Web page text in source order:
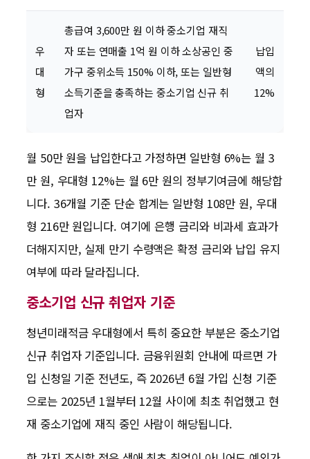
우
대
형
총급여 3,600만 원 이하 중소기업 재직
자 또는 연매출 1억 원 이하 소상공인 중
가구 중위소득 150% 이하, 또는 일반형
소득기준을 충족하는 중소기업 신규 취
업자
납입
액의
12%
월 50만 원을 납입한다고 가정하면 일반형 6%는 월 3
만 원, 우대형 12%는 월 6만 원의 정부기여금에 해당합
니다. 36개월 기준 단순 합계는 일반형 108만 원, 우대
형 216만 원입니다. 여기에 은행 금리와 비과세 효과가
더해지지만, 실제 만기 수령액은 확정 금리와 납입 유지
여부에 따라 달라집니다.
중소기업 신규 취업자 기준
청년미래적금 우대형에서 특히 중요한 부분은 중소기업
신규 취업자 기준입니다. 금융위원회 안내에 따르면 가
입 신청일 기준 전년도, 즉 2026년 6월 가입 신청 기준
으로는 2025년 1월부터 12월 사이에 최초 취업했고 현
재 중소기업에 재직 중인 사람이 해당됩니다.